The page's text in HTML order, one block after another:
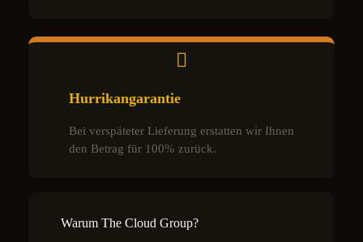
Hurrikangarantie
Bei verspäteter Lieferung erstatten wir Ihnen
den Betrag für 100% zurück.
Warum The Cloud Group?